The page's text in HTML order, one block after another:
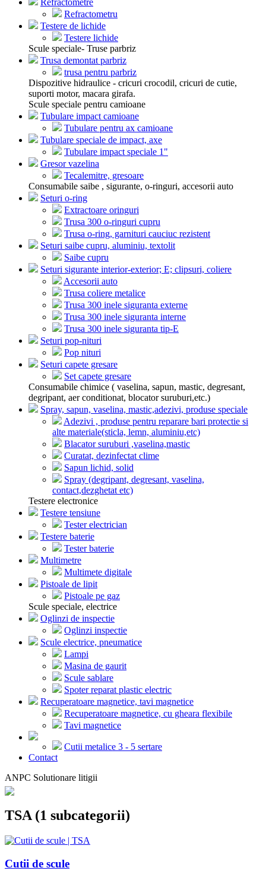
Refractometre
Refractometru
Testere de lichide
Testere lichide
Scule speciale- Truse parbriz
Trusa demontat parbriz
trusa pentru parbriz
Dispozitive hidraulice - cricuri crocodil, cricuri de cutie,
suporti motor, macara girafa.
Scule speciale pentru camioane
Tubulare impact camioane
Tubulare pentru ax camioane
Tubulare speciale de impact, axe
Tubulare impact speciale 1"
Gresor vazelina
Tecalemitre, gresoare
Consumabile saibe , sigurante, o-ringuri, accesorii auto
Seturi o-ring
Extractoare oringuri
Trusa 300 o-ringuri cupru
Trusa o-ring, garnituri cauciuc rezistent
Seturi saibe cupru, aluminiu, textolit
Saibe cupru
Seturi sigurante interior-exterior; E; clipsuri, coliere
Accesorii auto
Trusa coliere metalice
Trusa 300 inele siguranta externe
Trusa 300 inele siguranta interne
Trusa 300 inele siguranta tip-E
Seturi pop-nituri
Pop nituri
Seturi capete gresare
Set capete gresare
Consumabile chimice ( vaselina, sapun, mastic, degresant,
degripant, aer conditionat, blocator suruburi,etc.)
Spray, sapun, vaselina, mastic,adezivi, produse speciale
Adezivi , produse pentru reparare bari protectie si
alte materiale(sticla, lemn, aluminiu,etc)
Blacator suruburi ,vaselina,mastic
Curatat, dezinfectat clime
Sapun lichid, solid
Spray (degripant, degresant, vaselina,
contact,dezghetat etc)
Testere electronice
Testere tensiune
Tester electrician
Testere baterie
Tester baterie
Multimetre
Multimete digitale
Pistoale de lipit
Pistoale pe gaz
Scule speciale, electrice
Oglinzi de inspectie
Oglinzi inspectie
Scule electrice, pneumatice
Lampi
Masina de gaurit
Scule sablare
Spoter reparat plastic electric
Recuperatoare magnetice, tavi magnetice
Recuperatoare magnetice, cu gheara flexibile
Tavi magnetice
Cutii metalice 3 - 5 sertare
Contact
ANPC Solutionare litigii
TSA (1 subcategorii)
Cutii de scule